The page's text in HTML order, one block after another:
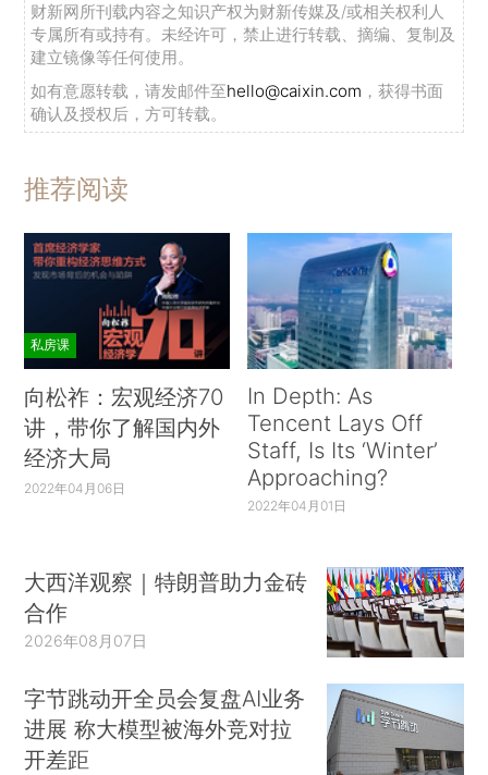
财新网所刊载内容之知识产权为财新传媒及/或相关权利人
专属所有或持有。未经许可，禁止进行转载、摘编、复制及
建立镜像等任何使用。
如有意愿转载，请发邮件至hello@caixin.com ，获得书面
确认及授权后，方可转载。
推荐阅读
私房课
向松祚：宏观经济70
讲，带你了解国内外
经济大局
2022年04月06日
In Depth: As
Tencent Lays Off
Staff, Is Its ‘Winter’
Approaching?
2022年04月01日
大西洋观察｜特朗普助力金砖
合作
2026年08月07日
字节跳动开全员会复盘AI业务
进展 称大模型被海外竞对拉
开差距